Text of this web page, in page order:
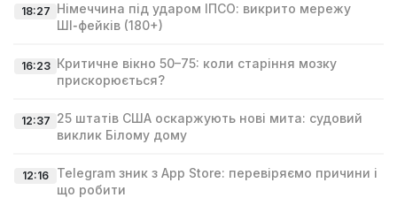
18:27 Німеччина під ударом ІПСО: викрито мережу
ШІ‑фейків (180+)
16:23 Критичне вікно 50–75: коли старіння мозку
прискорюється?
12:37 25 штатів США оскаржують нові мита: судовий
виклик Білому дому
12:16
Telegram зник з App Store: перевіряємо причини і
що робити